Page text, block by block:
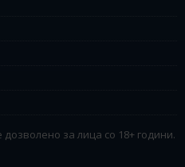
за лица со 18+ години.